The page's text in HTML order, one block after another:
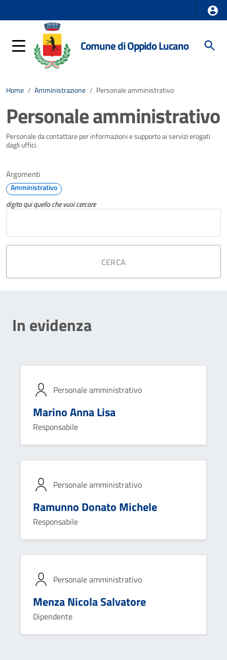
Comune di Oppido Lucano
Home / Amministrazione / Personale amministrativo
Personale amministrativo
Personale da contattare per informazioni e supporto ai servizi erogati
dagli uffici.
Argomenti
Amministrativo
digita qui quello che vuoi cercare
CERCA
In evidenza
Personale amministrativo
Marino Anna Lisa
Responsabile
Personale amministrativo
Ramunno Donato Michele
Responsabile
Personale amministrativo
Menza Nicola Salvatore
Dipendente